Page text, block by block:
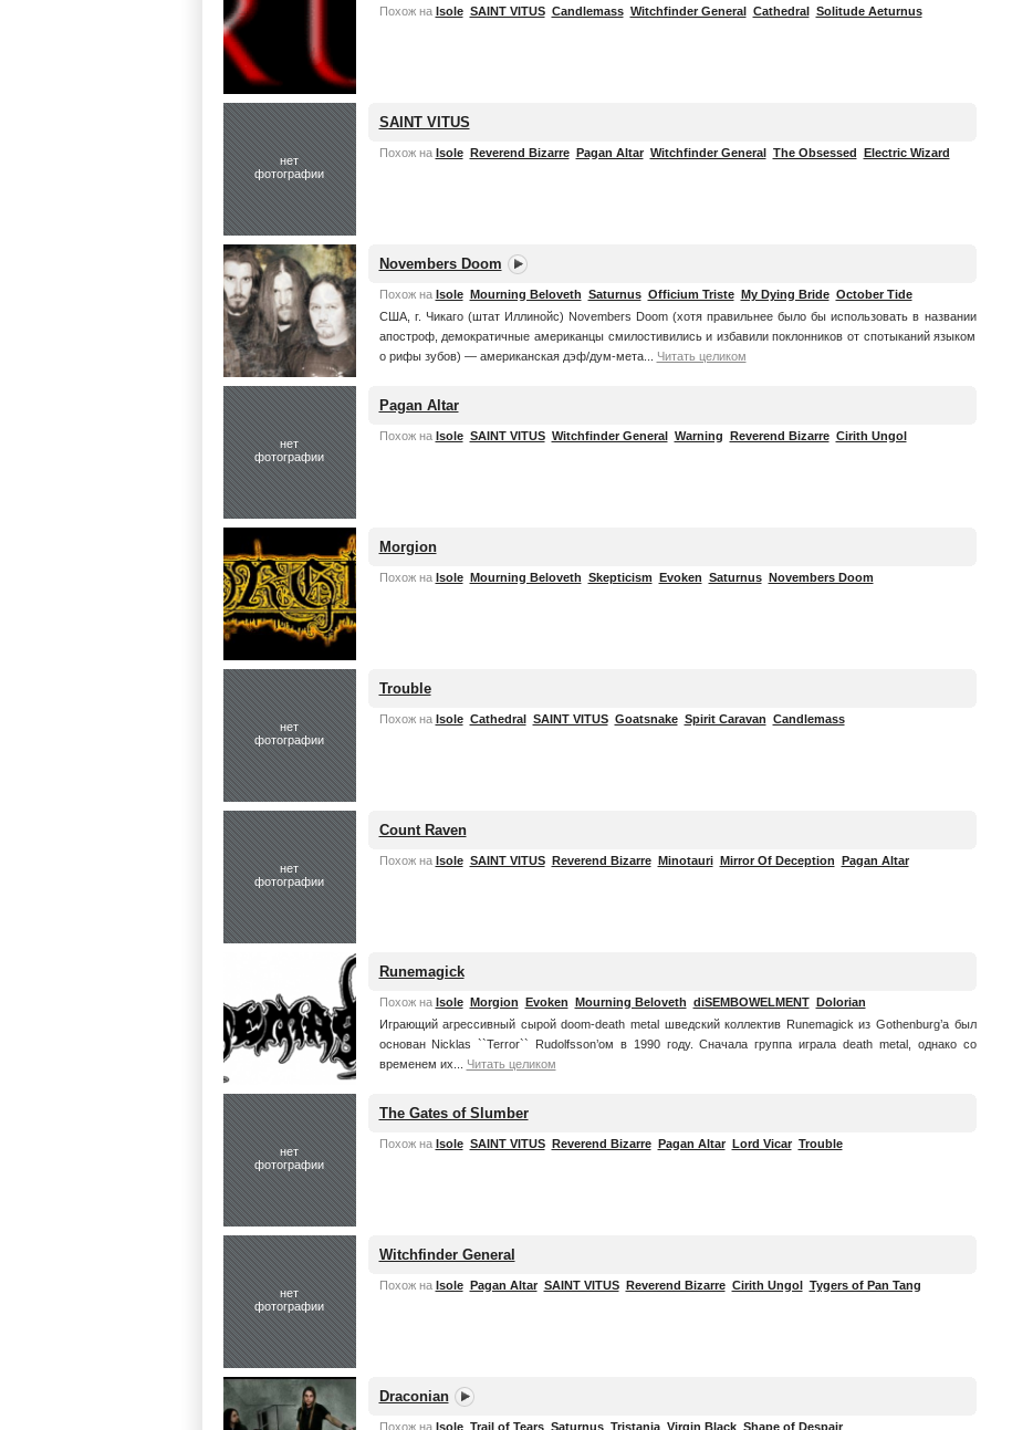
Похож на Isole SAINT VITUS Candlemass Witchfinder General Cathedral Solitude Aeturnus
нет
фотографии
SAINT VITUS
Похож на Isole Reverend Bizarre Pagan Altar Witchfinder General The Obsessed Electric Wizard
Novembers Doom
Похож на Isole Mourning Beloveth Saturnus Officium Triste My Dying Bride October Tide
США, г. Чикаго (штат Иллинойс) Novembers Doom (хотя правильнее было бы использовать в названии
апостроф, демократичные американцы смилостивились и избавили поклонников от спотыканий языком
о рифы зубов) — американская дэф/дум-мета...
Читать целиком
нет
фотографии
Pagan Altar
Похож на Isole SAINT VITUS Witchfinder General Warning Reverend Bizarre Cirith Ungol
Morgion
Похож на Isole Mourning Beloveth Skepticism Evoken Saturnus Novembers Doom
нет
фотографии
Trouble
Похож на Isole Cathedral SAINT VITUS Goatsnake Spirit Caravan Candlemass
нет
фотографии
Count Raven
Похож на Isole SAINT VITUS Reverend Bizarre Minotauri Mirror Of Deception Pagan Altar
Runemagick
Похож на Isole Morgion Evoken Mourning Beloveth diSEMBOWELMENT Dolorian
Играющий агрессивный сырой doom-death metal шведский коллектив Runemagick из Gothenburg’а был
основан Nicklas ``Terror`` Rudolfsson’ом в 1990 году. Сначала группа играла death metal, однако со
временем их...
Читать целиком
нет
фотографии
The Gates of Slumber
Похож на Isole SAINT VITUS Reverend Bizarre Pagan Altar Lord Vicar Trouble
нет
фотографии
Witchfinder General
Похож на Isole Pagan Altar SAINT VITUS Reverend Bizarre Cirith Ungol Tygers of Pan Tang
Draconian
Похож на Isole Trail of Tears Saturnus Tristania Virgin Black Shape of Despair